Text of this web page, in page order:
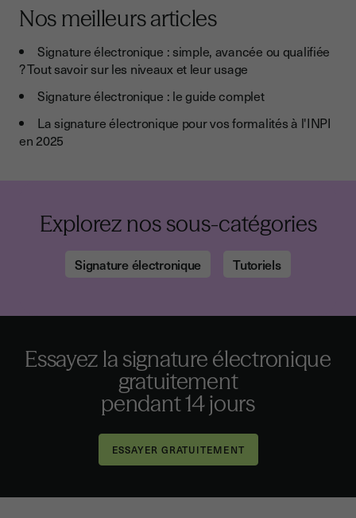
Nos meilleurs articles
Signature électronique : simple, avancée ou qualifiée
? Tout savoir sur les niveaux et leur usage
Signature électronique : le guide complet
La signature électronique pour vos formalités à l'INPI
en 2025
Explorez nos sous-catégories
Signature électronique Tutoriels
Essayez la signature électronique
gratuitement
pendant 14 jours